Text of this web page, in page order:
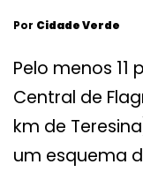
Por Cidade Verde
Pelo menos
Central de
km de
um esquema